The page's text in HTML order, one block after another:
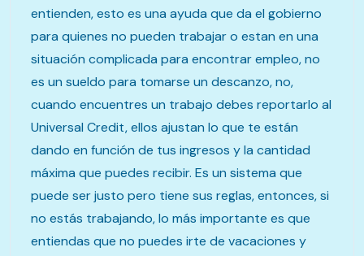
entienden, esto es una ayuda que da el gobierno
para quienes no pueden trabajar o estan en una
situación complicada para encontrar empleo, no
es un sueldo para tomarse un descanzo, no,
cuando encuentres un trabajo debes reportarlo al
Universal Credit, ellos ajustan lo que te están
dando en función de tus ingresos y la cantidad
máxima que puedes recibir. Es un sistema que
puede ser justo pero tiene sus reglas, entonces, si
no estás trabajando, lo más importante es que
entiendas que no puedes irte de vacaciones y